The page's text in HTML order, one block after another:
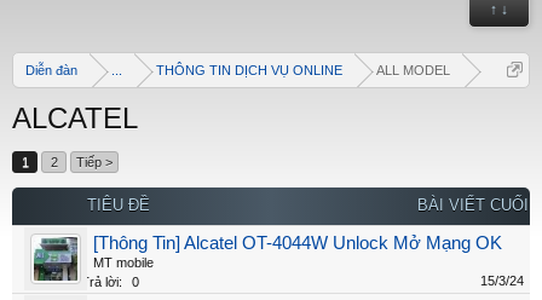
↑ ↓
Diễn đàn THÔNG TIN DỊCH VỤ ONLINE ALL MODEL
ALCATEL
1 2 Tiếp >
TIÊU ĐỀ BÀI VIẾT CUỐI
[Thông Tin] Alcatel OT-4044W Unlock Mở Mạng OK
MT mobile
Trả lời:
0 15/3/24